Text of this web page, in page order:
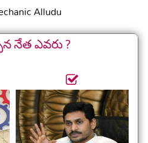
Alludu
నేత ఎవరు ?